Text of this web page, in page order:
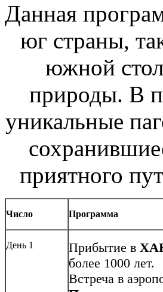
Данная
юг страны,
южной
природы. В
уникальные
приятного
Число Программа
День 1 Прибытие в
более 1000 лет.
Встреча в